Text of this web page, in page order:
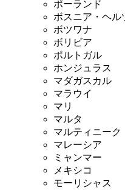
ポーランド
ボスニア・ヘル
ボツワナ
ボリビア
ポルトガル
ホンジュラス
マダガスカル
マラウイ
マリ
マルタ
マルティニーク
マレーシア
ミャンマー
メキシコ
モーリシャス